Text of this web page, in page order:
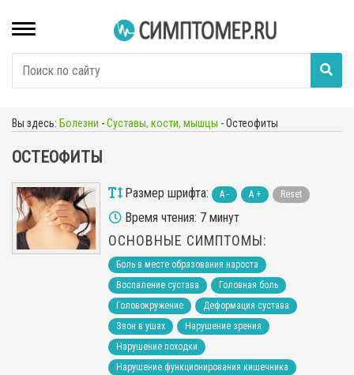
Вы здесь: Болезни -Суставы, кости, мышцы -Остеофиты
ОСТЕОФИТЫ
Размер шрифта: A - A + Reset
Время чтения: 7 минут
ОСНОВНЫЕ СИМПТОМЫ:
Боль в месте образования нароста
Воспаление сустава
Головная боль
Головокружение
Деформация сустава
Звон в ушах
Нарушение зрения
Нарушение походки
Нарушение функционирования кишечника